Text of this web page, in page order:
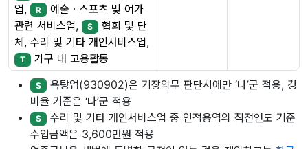
업,
R 예술ㆍ스포츠 및 여가
관련 서비스업,
S 협회 및 단
체, 수리 및 기타 개인서비스업,
T 가구 내 고용활동
S 욕탕업(930902)은 기장의무 판단시에만 ‘나’군 적용, 경
비율 기준은 ‘다’군 적용
S 수리 및 기타 개인서비스업 중 인적용역의 직전연도 기준
수입금액은 3,600만원 적용